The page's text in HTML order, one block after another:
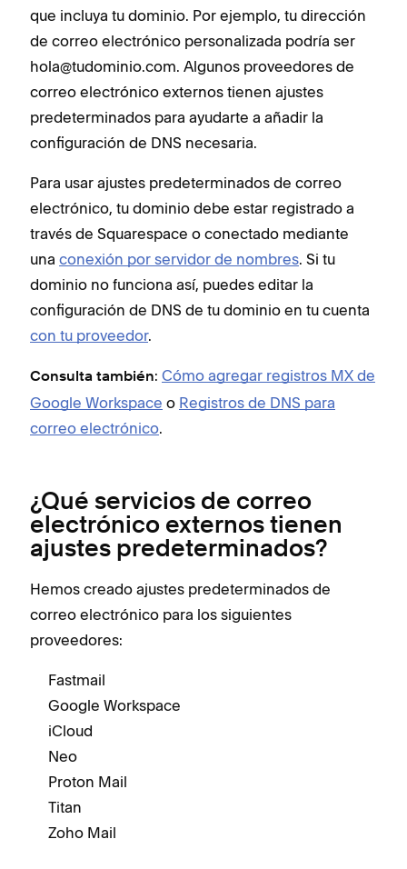
que incluya tu dominio. Por ejemplo, tu dirección
de correo electrónico personalizada podría ser
hola@tudominio.com. Algunos proveedores de
correo electrónico externos tienen ajustes
predeterminados para ayudarte a añadir la
configuración de DNS necesaria.
Para usar ajustes predeterminados de correo
electrónico, tu dominio debe estar registrado a
través de Squarespace o conectado mediante
una conexión por servidor de nombres. Si tu
dominio no funciona así, puedes editar la
configuración de DNS de tu dominio en tu cuenta
con tu proveedor.
Consulta también: Cómo agregar registros MX de
Google Workspace o Registros de DNS para
correo electrónico.
¿Qué servicios de correo
electrónico externos tienen
ajustes predeterminados?
Hemos creado ajustes predeterminados de
correo electrónico para los siguientes
proveedores:
Fastmail
Google Workspace
iCloud
Neo
Proton Mail
Titan
Zoho Mail